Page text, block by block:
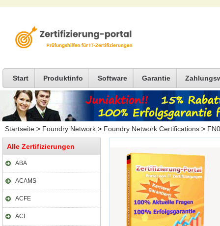
Start Produktinfo Software Garantie
Startseite > Foundry Network > Foundry Network Certifications >
Alle Zertifizierungen
ABA
ACAMS
ACFE
ACI